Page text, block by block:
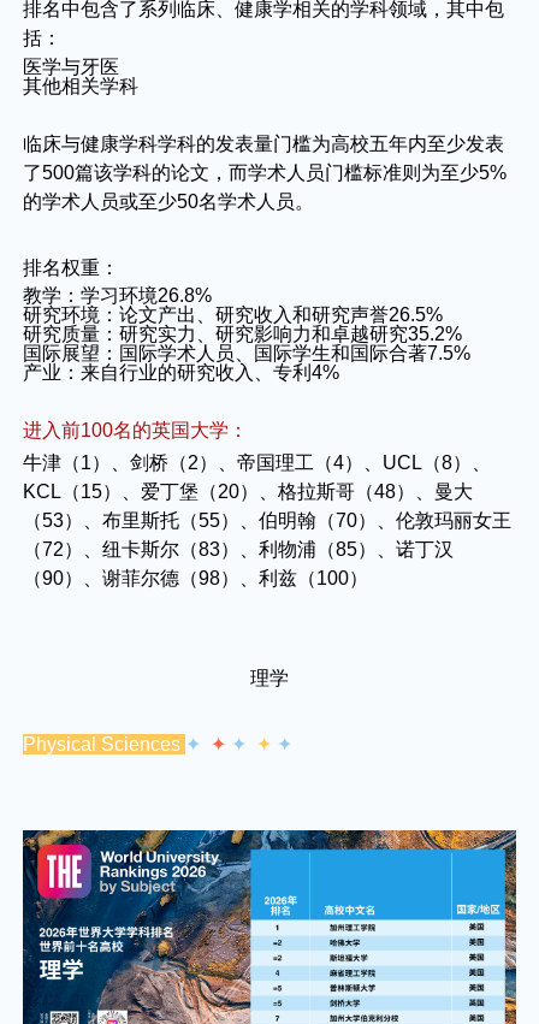
排名中包含了系列临床、健康学相关的学科领域，其中包
括：
医学与牙医
其他相关学科
临床与健康学科学科的发表量门槛为高校五年内至少发表
了500篇该学科的论文，而学术人员门槛标准则为至少5%
的学术人员或至少50名学术人员。
排名权重：
教学：学习环境26.8%
研究环境：论文产出、研究收入和研究声誉26.5%
研究质量：研究实力、研究影响力和卓越研究35.2%
国际展望：国际学术人员、国际学生和国际合著7.5%
产业：来自行业的研究收入、专利4%
进入前100名的英国大学：
牛津（1）、剑桥（2）、帝国理工（4）、UCL（8）、
KCL（15）、爱丁堡（20）、格拉斯哥（48）、曼大
（53）、布里斯托（55）、伯明翰（70）、伦敦玛丽女王
（72）、纽卡斯尔（83）、利物浦（85）、诺丁汉
（90）、谢菲尔德（98）、利兹（100）
理学
Physical Sciences ✦ ✦ ✦ ✦ ✦